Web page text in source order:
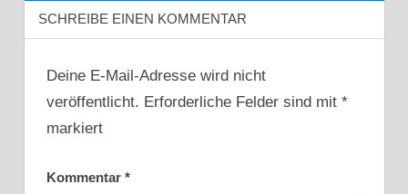
SCHREIBE EINEN KOMMENTAR
Deine E-Mail-Adresse wird nicht
veröffentlicht. Erforderliche Felder sind mit *
markiert
Kommentar *